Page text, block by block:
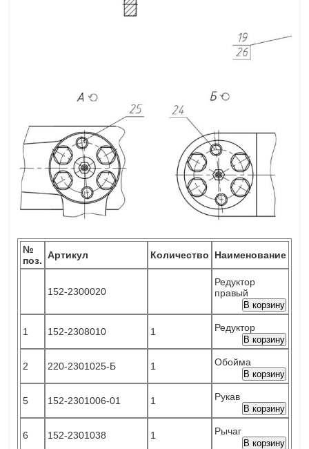
№
поз. Артикул Количество Наименование
152-2300020
Редуктор
правый
В корзину
1 152-2308010 1 Редуктор
В корзину
2 220-2301025-Б 1 Обойма
В корзину
5 152-2301006-01 1 Рукав
В корзину
6 152-2301038 1 Рычаг
В корзину